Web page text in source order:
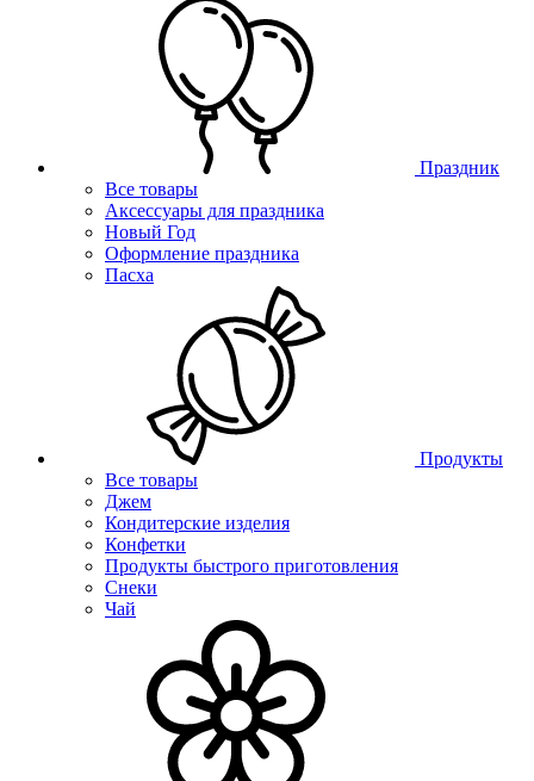
Праздник
Все товары
Аксессуары для праздника
Новый Год
Оформление праздника
Пасха
Продукты
Все товары
Джем
Кондитерские изделия
Конфетки
Продукты быстрого приготовления
Снеки
Чай